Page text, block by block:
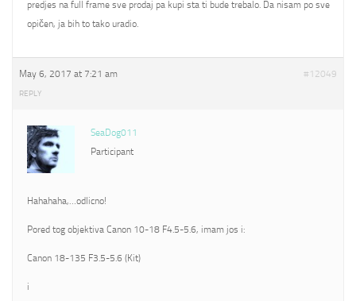
predjes na full frame sve prodaj pa kupi sta ti bude trebalo. Da nisam po sve
opičen, ja bih to tako uradio.
May 6, 2017 at 7:21 am #12049
REPLY
SeaDog011
Participant
Hahahaha,…odlicno!
Pored tog objektiva Canon 10-18 F4.5-5.6, imam jos i:
Canon 18-135 F3.5-5.6 (Kit)
i